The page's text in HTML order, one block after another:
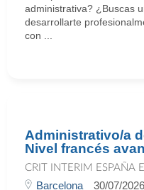
administrativa? ¿Buscas
desarrollarte
con ...
Administrativo/a
Nivel francés
CRIT INTERIM ESPAÑA
Barcelona 30/07/2026